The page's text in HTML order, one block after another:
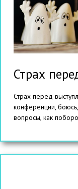
Страх
Страх перед
конференции,
вопросы, как